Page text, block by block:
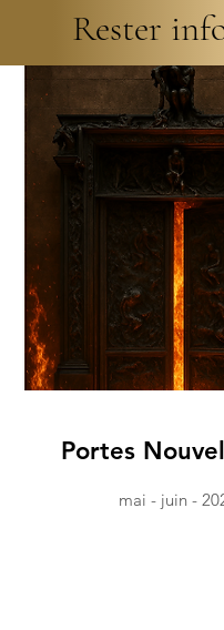
Rester
Portes
mai - juin -